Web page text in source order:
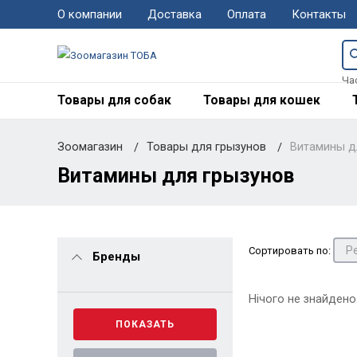
О компании Доставка Оплата Контакты
Товары для собак Товары для кошек
Зоомагазин Товары для грызунов Витамины
Витамины для грызунов
Бренды
ПОКАЗАТЬ
Сортировать по:
Нічого не знайдено.